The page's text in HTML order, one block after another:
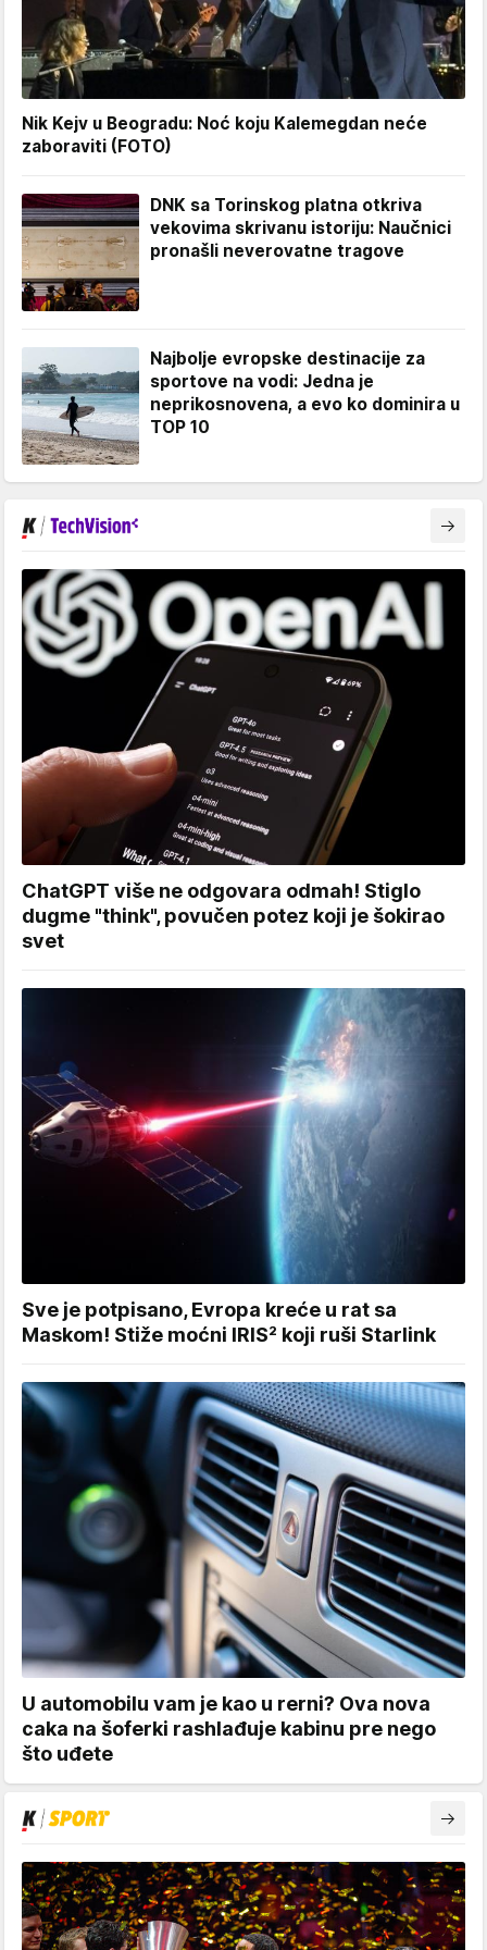
Nik Kejv u Beogradu: Noć koju Kalemegdan neće
zaboraviti (FOTO)
DNK sa Torinskog platna otkriva
vekovima skrivanu istoriju: Naučnici
pronašli neverovatne tragove
Najbolje evropske destinacije za
sportove na vodi: Jedna je
neprikosnovena, a evo ko dominira u
TOP 10
ChatGPT više ne odgovara odmah! Stiglo
dugme "think", povučen potez koji je šokirao
svet
Sve je potpisano, Evropa kreće u rat sa
Maskom! Stiže moćni IRIS² koji ruši Starlink
U automobilu vam je kao u rerni? Ova nova
caka na šoferki rashlađuje kabinu pre nego
što uđete